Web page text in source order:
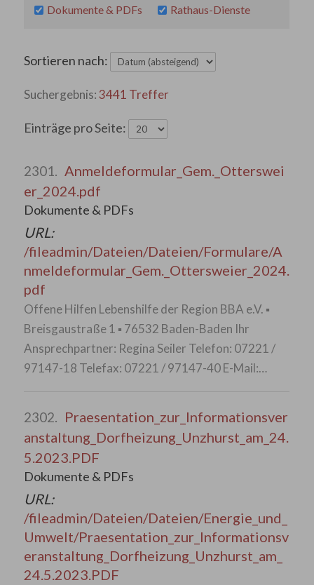
Dokumente & PDFs
Rathaus-Dienste
Sortieren nach:
3441 Treffer
Einträge pro Seite:
2301. Anmeldeformular_Gem._Otterswei
er_2024.pdf
Dokumente & PDFs
URL:
/fileadmin/Dateien/Dateien/Formulare/A
nmeldeformular_Gem._Ottersweier_2024.
pdf
Offene Hilfen Lebenshilfe der Region BBA e.V. ▪
Breisgaustraße 1 ▪ 76532 Baden-Baden Ihr
Ansprechpartner: Regina Seiler Telefon: 07221 /
97147-18 Telefax: 07221 / 97147-40 E-Mail:…
2302. Praesentation_zur_Informationsver
anstaltung_Dorfheizung_Unzhurst_am_24.
5.2023.PDF
Dokumente & PDFs
URL:
/fileadmin/Dateien/Dateien/Energie_und_
Umwelt/Praesentation_zur_Informationsv
eranstaltung_Dorfheizung_Unzhurst_am_
24.5.2023.PDF